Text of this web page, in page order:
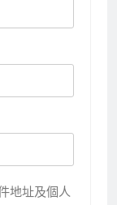
地址及個人